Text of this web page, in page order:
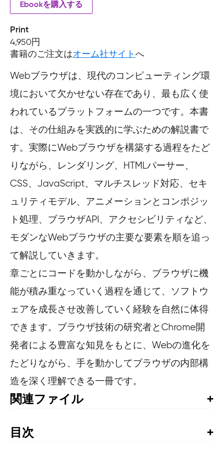
Ebookを購入する
Print
4,950円
書籍のご注文はオーム社サイトへ
Webブラウザは、現代のコンピューティング環
境において欠かせない存在であり、最も広く使
われているプラットフォームの一つです。本書
は、その仕組みを実践的に学ぶための解説書で
す。実際にWebブラウザを構築する過程をたど
りながら、レンダリング、HTMLパーサー、
CSS、JavaScript、マルチスレッド対応、セキ
ュリティモデル、アニメーションとコンポジッ
ト処理、ブラウザAPI、アクセシビリティなど、
モダンなWebブラウザの主要な要素を順を追っ
て解説していきます。
章ごとにコードを動かしながら、ブラウザに機
能が積み重なっていく過程を通じて、ソフトウ
ェアを成長させ改善していく経験を自然に体得
できます。ブラウザ技術の研究者とChrome開
発者による豊富な知見をもとに、Webの進化を
たどりながら、手を動かしてブラウザの内部構
造を深く理解できる一冊です。
関連ファイル
目次